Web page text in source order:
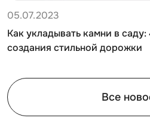
05.07.2023
Как укладывать камни в
создания стильной дорожки
Все